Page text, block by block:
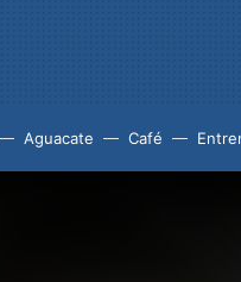
Aguacate Café